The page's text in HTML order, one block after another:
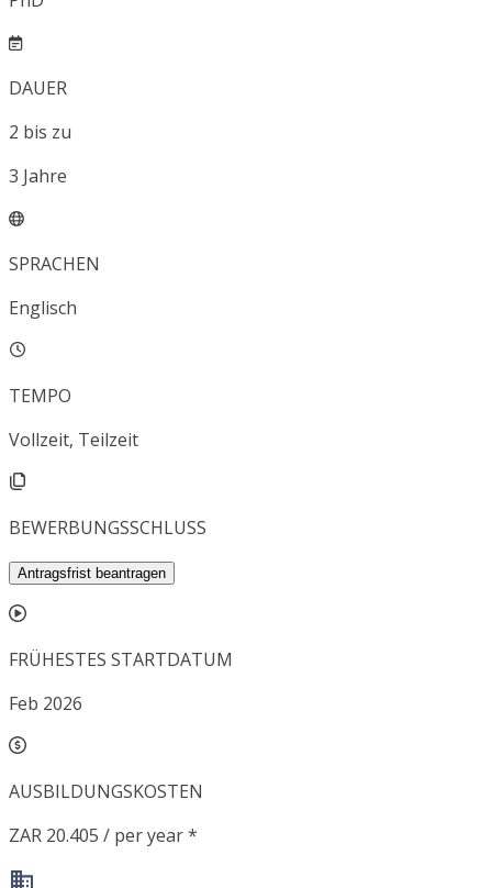
DAUER
2 bis zu
3 Jahre
SPRACHEN
Englisch
TEMPO
Vollzeit, Teilzeit
BEWERBUNGSSCHLUSS
Antragsfrist beantragen
FRÜHESTES STARTDATUM
Feb 2026
AUSBILDUNGSKOSTEN
ZAR 20.405 / per year *